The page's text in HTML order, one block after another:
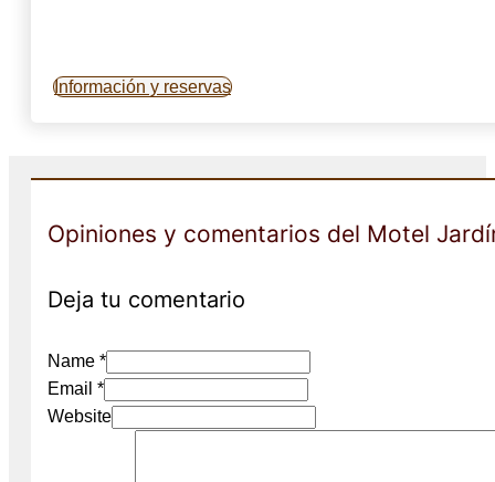
Información y reservas
Opiniones y comentarios del Motel
Deja tu comentario
Name *
Email *
Website